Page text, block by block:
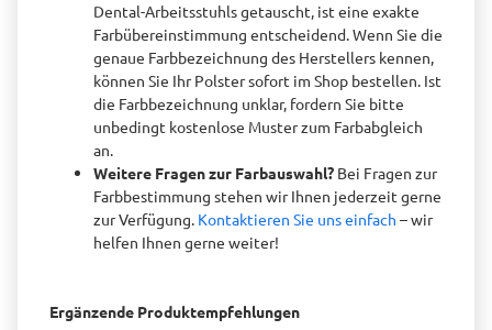
Dental-Arbeitsstuhls getauscht, ist eine exakte
Farbübereinstimmung entscheidend. Wenn Sie die
genaue Farbbezeichnung des Herstellers kennen,
können Sie Ihr Polster sofort im Shop bestellen. Ist
die Farbbezeichnung unklar, fordern Sie bitte
unbedingt kostenlose Muster zum Farbabgleich
an.
Weitere Fragen zur Farbauswahl? Bei Fragen zur
Farbbestimmung stehen wir Ihnen jederzeit gerne
zur Verfügung. Kontaktieren Sie uns einfach – wir
helfen Ihnen gerne weiter!
Ergänzende Produktempfehlungen